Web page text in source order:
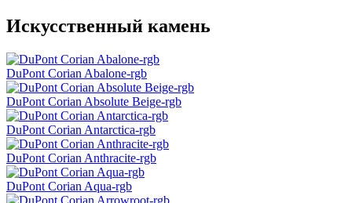
Искусственный камень
DuPont Corian Abalone-rgb
DuPont Corian Absolute Beige-rgb
DuPont Corian Antarctica-rgb
DuPont Corian Anthracite-rgb
DuPont Corian Aqua-rgb